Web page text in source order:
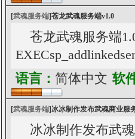
[武魂服务端]苍龙武魂服务端v1.0
苍龙武魂服务端
语言： 简体中文 软
[武魂服务端]冰冰制作发布武魂商业服
冰冰制作发布武